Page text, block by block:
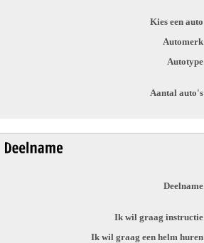
Kies een auto
Automerk
Autotype
Aantal auto's
Deelname
Ik wil graag instructie
Ik wil graag een helm huren